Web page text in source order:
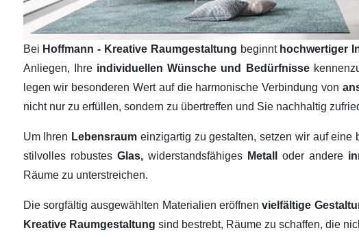
Bei Hoffmann - Kreative Raumgestaltung beginnt hochwertiger
Anliegen, Ihre individuellen Wünsche und Bedürfnisse
legen wir besonderen Wert auf die harmonische Verbindung von
nicht nur zu erfüllen, sondern zu übertreffen und Sie nachhaltig
Um Ihren Lebensraum einzigartig zu gestalten, setzen wir auf
stilvolles robustes Glas,widerstandsfähiges Metalloder andere
Räume zu unterstreichen.
Die sorgfältig ausgewählten Materialien eröffnenvielfältige
Kreative Raumgestaltung sind bestrebt, Räume zu schaffen, die